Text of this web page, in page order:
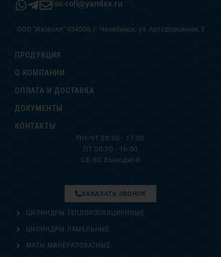
iso-roll@yandex.ru
ООО "Изоролл" 454008, г. Челябинск, ул. Автодорожная, 5
ПРОДУКЦИЯ
О КОМПАНИИ
ОПЛАТА И ДОСТАВКА
ДОКУМЕНТЫ
КОНТАКТЫ
ПН-ЧТ 08:30 - 17:00
ПТ 08:30 - 16:00
СБ-ВС Выходной
ЦИЛИНДРЫ ТЕПЛОИЗОЛЯЦИОННЫЕ
ЦИЛИНДРЫ ЛАМЕЛЬНЫЕ
МАТЫ МИНЕРАЛОВАТНЫЕ
ЗАКАЗАТЬ ЗВОНОК